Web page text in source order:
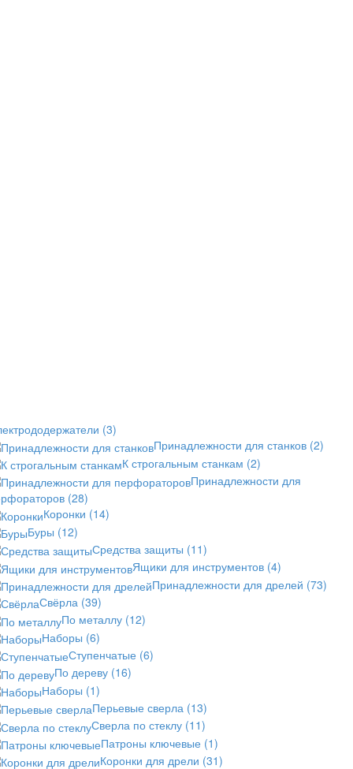
(3)
Принадлежности для станков (2)
К строгальным станкам (2)
Принадлежности для
(28)
Коронки (14)
Буры (12)
Средства защиты (11)
Ящики для инструментов (4)
Принадлежности для дрелей (73)
Свёрла (39)
По металлу (12)
Наборы (6)
Ступенчатые (6)
По дереву (16)
Наборы (1)
Перьевые сверла (13)
Сверла по стеклу (11)
Патроны ключевые (1)
Коронки для дрели (31)